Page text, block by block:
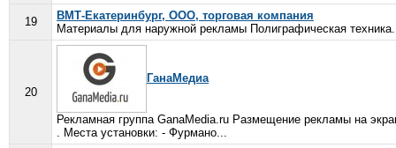
19
ВМТ-Екатеринбург, ООО, торговая компания
Материалы для наружной рекламы Полиграфическая
20
ГанаМедиа
Рекламная группа GanaMedia.ru Размещение рекламы на
. Места установки: - Фурмано...